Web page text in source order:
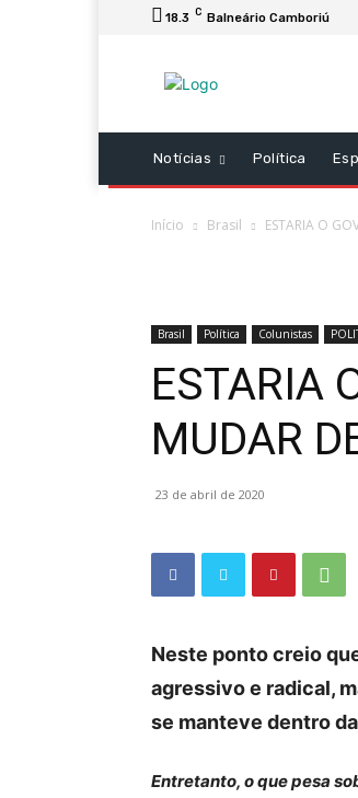
18.3 C Balneário Camboriú
Notícias Política
Início Brasil ESTARIA O
Brasil Política Colunistas
ESTARIA
MUDAR
23 de abril de 2020
Neste ponto creio
agressivo e radical,
se manteve dentro
Entretanto, o que pesa